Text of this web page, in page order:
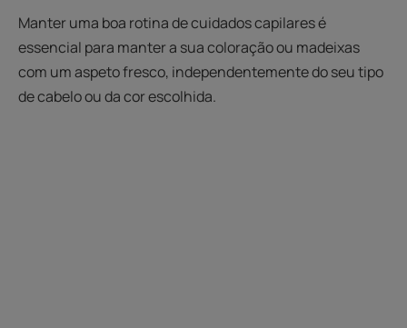
Manter uma boa rotina de cuidados capilares é
essencial para manter a sua coloração ou madeixas
com um aspeto fresco, independentemente do seu tipo
de cabelo ou da cor escolhida.